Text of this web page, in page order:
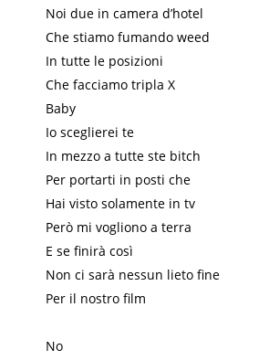
Noi due in camera d’hotel
Che stiamo fumando weed
In tutte le posizioni
Che facciamo tripla X
Baby
Io sceglierei te
In mezzo a tutte ste bitch
Per portarti in posti che
Hai visto solamente in tv
Però mi vogliono a terra
E se finirà così
Non ci sarà nessun lieto fine
Per il nostro film
No